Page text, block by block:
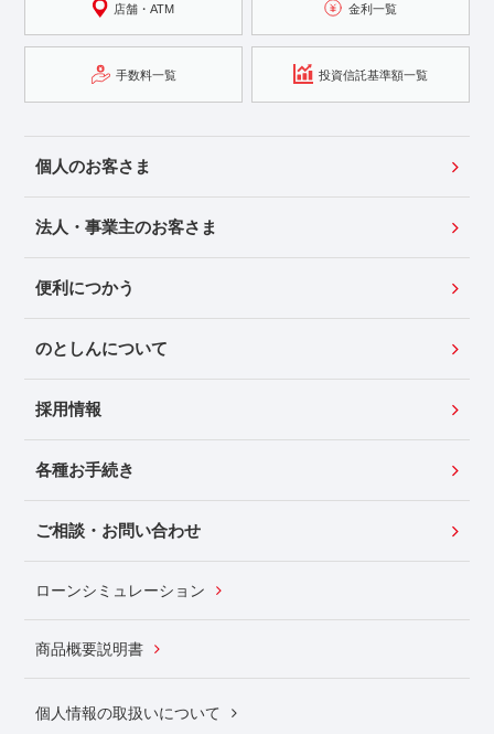
店舗・ATM 金利一覧
手数料一覧 投資信託基準額一覧
個人のお客さま
法人・事業主のお客さま
便利につかう
のとしんについて
採用情報
各種お手続き
ご相談・お問い合わせ
ローンシミュレーション
商品概要説明書
個人情報の取扱いについて